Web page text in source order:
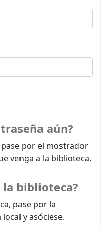
aún?
por el mostrador
venga a la biblioteca.
biblioteca?
pase por la
y asóciese.